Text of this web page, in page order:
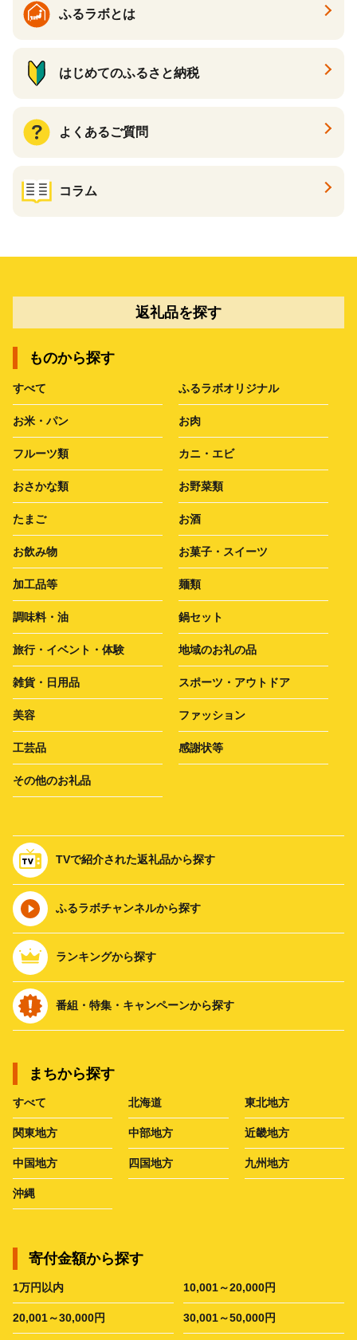
ふるラボとは
はじめてのふるさと納税
よくあるご質問
コラム
返礼品を探す
ものから探す
すべて ふるラボオリジナル
お米・パン お肉
フルーツ類 カニ・エビ
おさかな類 お野菜類
たまご お酒
お飲み物 お菓子・スイーツ
加工品等 麺類
調味料・油 鍋セット
旅行・イベント・体験 地域のお礼の品
雑貨・日用品 スポーツ・アウトドア
美容 ファッション
工芸品 感謝状等
その他のお礼品
TVで紹介された返礼品から探す
ふるラボチャンネルから探す
ランキングから探す
番組・特集・キャンペーンから探す
まちから探す
すべて 北海道 東北地方
関東地方 中部地方 近畿地方
中国地方 四国地方 九州地方
沖縄
寄付金額から探す
1万円以内 10,001～20,000円
20,001～30,000円 30,001～50,000円